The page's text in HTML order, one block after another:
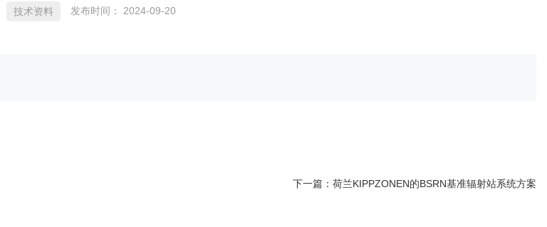
技术资料 发布时间： 2024-09-20
下一篇： 荷兰KIPPZONEN的BSRN基准辐射站系统方案